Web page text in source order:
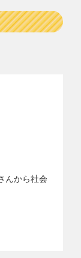
んから社会